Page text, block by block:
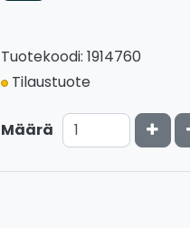
Tuotekoodi: 1914760
Tilaustuote
Määrä